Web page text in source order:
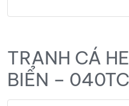
TRANH CÁ
BIỂN –